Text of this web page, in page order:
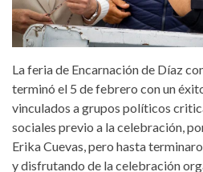
La feria de Encarnación de Díaz
terminó el 5 de febrero con un
vinculados a grupos políticos
sociales previo a la celebración,
Erika Cuevas, pero hasta
y disfrutando de la celebración